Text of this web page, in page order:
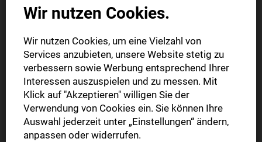
Auftragsbestätigung oder Rechnung.
Vor- und Nachname *
Firma
Wir nutzen Cookies.
Wir nutzen Cookies, um eine Vielzahl von
Services anzubieten, unsere Website stetig zu
verbessern sowie Werbung entsprechend Ihrer
Interessen auszuspielen und zu messen. Mit
Klick auf "Akzeptieren" willigen Sie der
Verwendung von Cookies ein. Sie können Ihre
Auswahl jederzeit unter „Einstellungen“ ändern,
anpassen oder widerrufen.